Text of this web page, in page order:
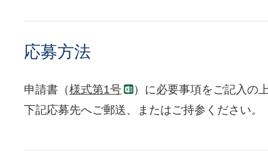
応募方法
申請書（様式第1号
）に必要事項をご記入の
下記応募先へご郵送、またはご持参ください。